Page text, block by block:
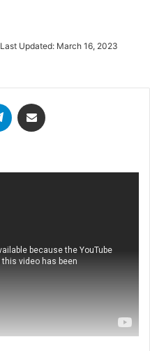
Last Updated: March 16, 2023